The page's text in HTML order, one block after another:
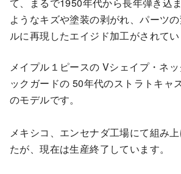
ようなキズや塗装の剥がれ、パーツ
ルに再現したエイジド加工がされてい
メイプル１ピースの Vシェイプ・ネ
ックガードの 50年代のストラトキャ
のモデルです。
メキシコ、エンセナダ工場にて組み
たが、現在は生産終了しています。